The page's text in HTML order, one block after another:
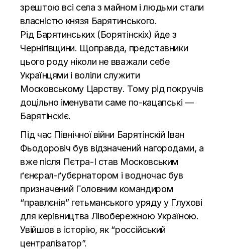
зрештою всі села з майном і людьми стали
власністю князя Барятинського.
Рід Барятинських (Борятінскіх) йде з
Чернігівщини. Щоправда, представники
цього роду ніколи не вважали себе
Українцями і воліли служити
Московському Царству. Тому рід покручів
доцільно іменувати саме по-кацапські —
Барятінскіє.
Під час Північної війни Барятінскій Іван
Фьодоровіч був відзначений нагородами, а
вже після Пєтра-І став Московським
ґєнєрал-ґубєрнатором і водночас був
призначений Головним командиром
“правлєнія” гетьманського уряду у Глухові
для керівництва Лівобережною Україною.
Увійшов в історію, як “россійський
централізатор”.